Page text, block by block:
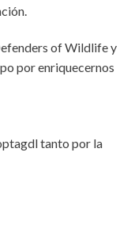
of Wildlife y
por enriquecernos
tanto por la